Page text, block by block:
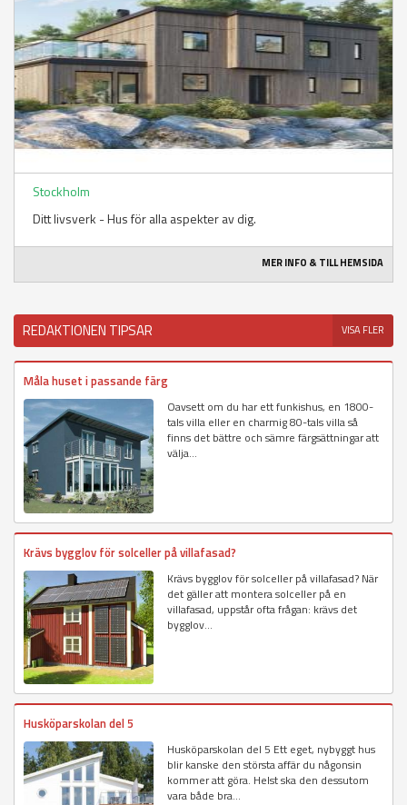
Stockholm
Ditt livsverk - Hus för alla aspekter av dig.
MER INFO & TILL HEMSIDA
REDAKTIONEN TIPSAR VISA FLER
Måla huset i passande färg
Oavsett om du har ett funkishus, en 1800-
tals villa eller en charmig 80-tals villa så
finns det bättre och sämre färgsättningar att
välja...
Krävs bygglov för solceller på villafasad?
Krävs bygglov för solceller på villafasad? När
det gäller att montera solceller på en
villafasad, uppstår ofta frågan: krävs det
bygglov...
Husköparskolan del 5
Husköparskolan del 5 Ett eget, nybyggt hus
blir kanske den största affär du någonsin
kommer att göra. Helst ska den dessutom
vara både bra...